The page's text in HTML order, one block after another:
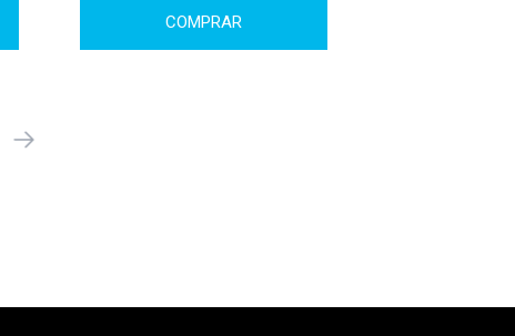
COMPRAR
próximo